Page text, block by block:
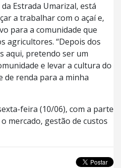
Estrada Umarizal, está
a trabalhar com o açaí e,
para a comunidade que
agricultores. “Depois dos
aqui, pretendo ser um
e levar a cultura do
de renda para a minha
feira (10/06), com a parte
mercado, gestão de custos